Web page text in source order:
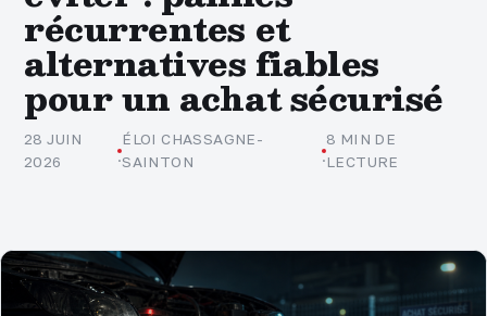
Sports mécaniques
Assurance
récurrentes et
alternatives fiables
pour un achat sécurisé
28 JUIN
2026
·
ÉLOI CHASSAGNE-
SAINTON
·
8 MIN DE
LECTURE